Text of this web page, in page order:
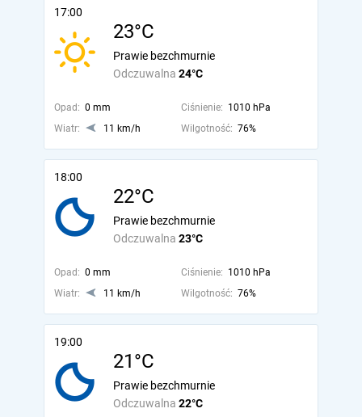
17:00
23°C
Odczuwalna 24°C
Prawie bezchmurnie
Opad: 0 mm Ciśnienie: 1010 hPa
Wiatr:
11 km/h Wilgotność: 76%
18:00
22°C
Odczuwalna 23°C
Prawie bezchmurnie
Opad: 0 mm Ciśnienie: 1010 hPa
Wiatr:
11 km/h Wilgotność: 76%
19:00
21°C
Odczuwalna 22°C
Prawie bezchmurnie